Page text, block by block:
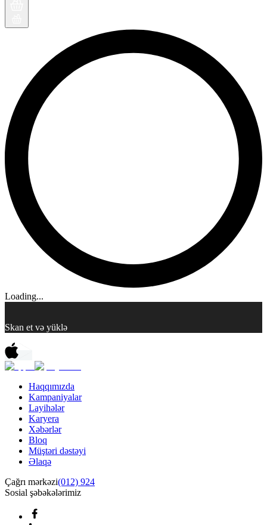
Loading...
Skan et və yüklə
Haqqımızda
Kampaniyalar
Layihələr
Karyera
Xəbərlər
Bloq
Müştəri dəstəyi
Əlaqə
Çağrı mərkəzi(012) 924
Sosial şəbəkələrimiz